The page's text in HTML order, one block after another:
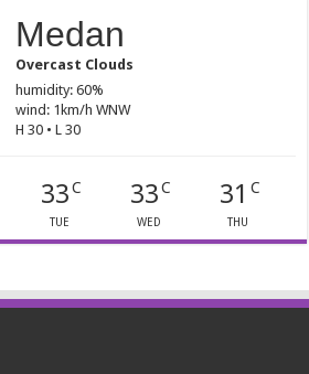
Medan
Overcast Clouds
humidity: 60%
wind: 1km/h WNW
H 30 • L 30
33 C
TUE
33C
WED
31 C
THU